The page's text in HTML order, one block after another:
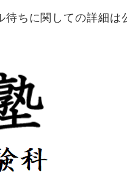
ちに関しての詳細は